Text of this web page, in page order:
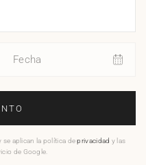
Fecha
se aplican la política deprivacidad y las
de Google.